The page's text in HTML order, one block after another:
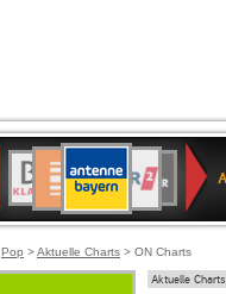
Deutschlandfunk
80er
90er
OLDIE
ANTENNE
SWR3
WDR
4
BR-
KLASSIK
Deutschlandfunk
KulturBAYERN
2
SWR
Kultur
NDR
2
Pop >Aktuelle Charts > ON Charts
Aktuelle Charts